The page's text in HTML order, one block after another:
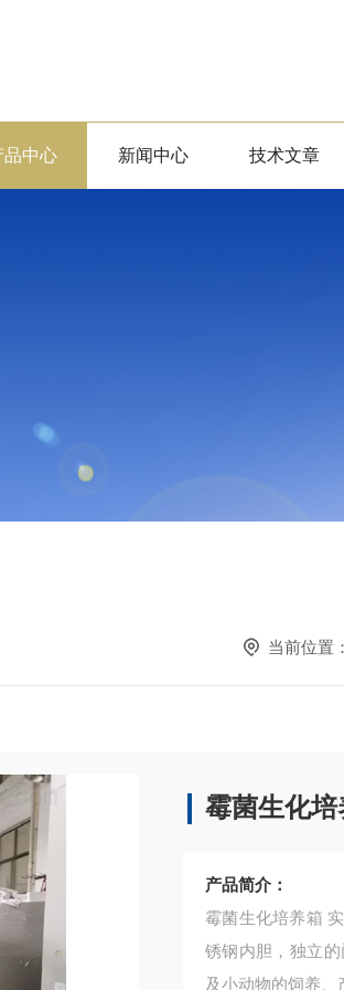
品中心 新闻中心 技术文章
当前位置：
霉菌生化培
产品简介：
霉菌生化培养箱
锈钢内胆，独立
及小动物的饲养、